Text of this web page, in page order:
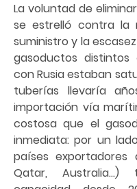
La voluntad de
se estrelló contra la
suministro y la
gasoductos
con Rusia estaban
tuberías llevaría
importación vía
costosa que el
inmediata: por un
países exportadores
Qatar, Australia…)